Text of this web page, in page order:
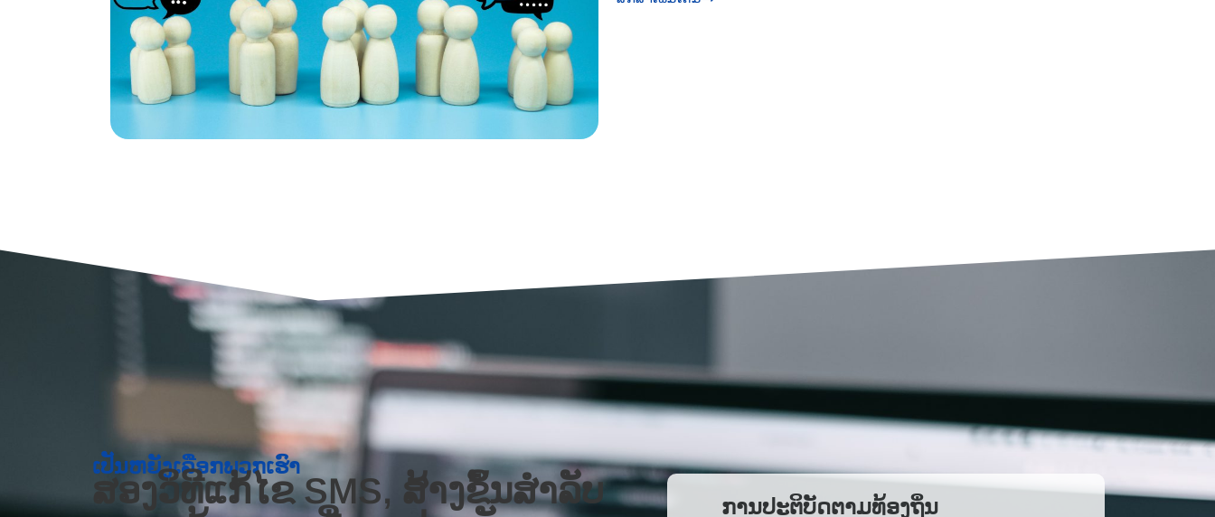
ເປັນຫຍັງເລືອກພວກເຮົາ
ສອງວິທີແກ້ໄຂ SMS, ສ້າງຂຶ້ນສຳລັບ
ການປະຕິບັດຕາມທ້ອງຖິ່ນ